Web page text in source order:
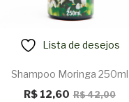
Lista de desejos
Shampoo Moringa 250ml
R$42,00O
R$12,60
O